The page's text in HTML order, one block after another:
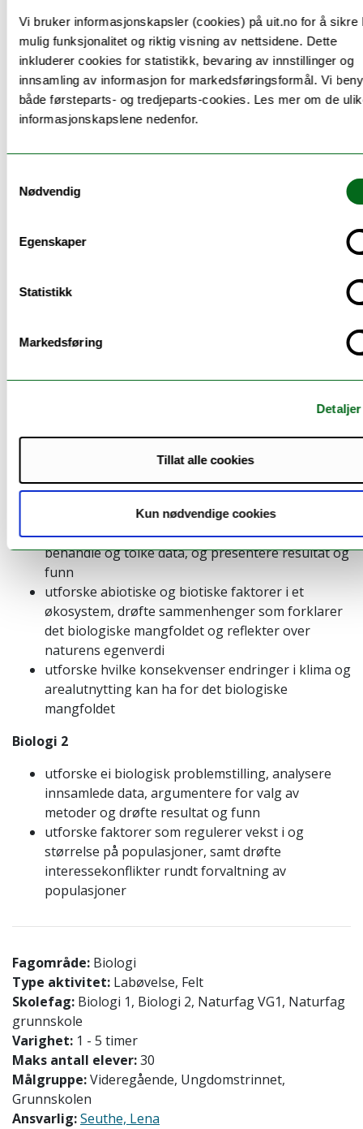
Vi bruker informasjonskapsler (cookies) på uit.no for å sikre
mulig funksjonalitet og riktig visning av nettsidene. Dette
inkluderer cookies for statistikk, bevaring av innstillinger og
innsamling av informasjon for markedsføringsformål. Vi
både førsteparts- og tredjeparts-cookies. Les mer om de
informasjonskapslene nedenfor.
Nødvendig
Egenskaper
Statistikk
Markedsføring
Detaljer
Tillat alle cookies
Kun nødvendige cookies
organisere data, bruke årsak-virkning-
argumenter, trekke slutninger, vurdere feilkilder
og presentere funn
gjøre rede for betydningen av biologisk mangfold
og gjennomføre tiltak for å bevare det biologiske
mangfoldet i nærmiljøet
Naturfag etter 10.trinn
stille spørsmål og lage hypoteser om naturfaglige
analysere og bruke innsamlede data til å lage
teori og vurdere kvaliteten på egne og andres
biotiske faktorer i et økosystem og diskutere
planlegge og gjennomføre undersøkelser, samle,
behandle og tolke data, og presentere resultat og
funn
utforske abiotiske og biotiske faktorer i et
økosystem, drøfte sammenhenger som forklarer
det biologiske mangfoldet og reflekter over
naturens egenverdi
utforske hvilke konsekvenser endringer i klima og
arealutnytting kan ha for det biologiske
mangfoldet
Biologi 2
utforske ei biologisk problemstilling, analysere
innsamlede data, argumentere for valg av
metoder og drøfte resultat og funn
utforske faktorer som regulerer vekst i og
størrelse på populasjoner, samt drøfte
interessekonflikter rundt forvaltning av
populasjoner
Fagområde: Biologi
Type aktivitet: Labøvelse, Felt
Skolefag: Biologi 1, Biologi 2, Naturfag VG1, Naturfag
grunnskole
Varighet: 1 - 5 timer
Maks antall elever:30
Målgruppe:Videregående, Ungdomstrinnet,
Grunnskolen
Ansvarlig:Seuthe, Lena